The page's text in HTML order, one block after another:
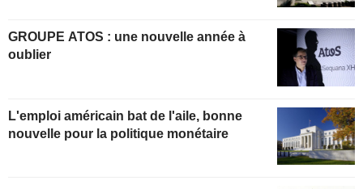
GROUPE ATOS : une nouvelle année à
oublier
L'emploi américain bat de l'aile, bonne
nouvelle pour la politique monétaire